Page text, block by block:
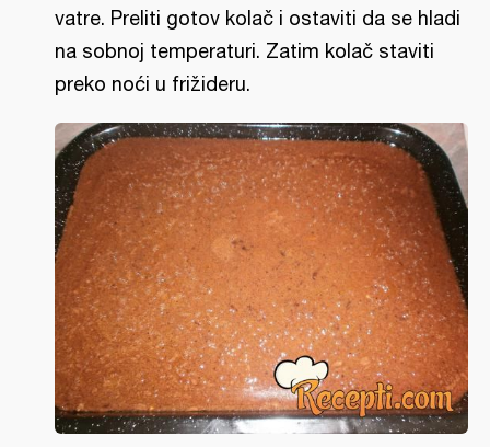
vatre. Preliti gotov kolač i ostaviti da se hladi
na sobnoj temperaturi. Zatim kolač staviti
preko noći u frižideru.